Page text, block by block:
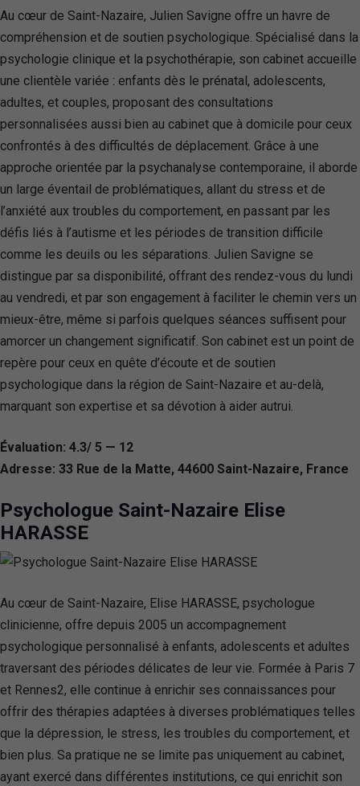
Au cœur de Saint-Nazaire, Julien Savigne offre un havre de
compréhension et de soutien psychologique. Spécialisé dans la
psychologie clinique et la psychothérapie, son cabinet accueille
une clientèle variée : enfants dès le prénatal, adolescents,
adultes, et couples, proposant des consultations
personnalisées aussi bien au cabinet que à domicile pour ceux
confrontés à des difficultés de déplacement. Grâce à une
approche orientée par la psychanalyse contemporaine, il aborde
un large éventail de problématiques, allant du stress et de
l’anxiété aux troubles du comportement, en passant par les
défis liés à l’autisme et les périodes de transition difficile
comme les deuils ou les séparations. Julien Savigne se
distingue par sa disponibilité, offrant des rendez-vous du lundi
au vendredi, et par son engagement à faciliter le chemin vers un
mieux-être, même si parfois quelques séances suffisent pour
amorcer un changement significatif. Son cabinet est un point de
repère pour ceux en quête d’écoute et de soutien
psychologique dans la région de Saint-Nazaire et au-delà,
marquant son expertise et sa dévotion à aider autrui.
Évaluation: 4.3/ 5 — 12
Adresse: 33 Rue de la Matte, 44600 Saint-Nazaire, France
Psychologue Saint-Nazaire Elise
HARASSE
Au cœur de Saint-Nazaire, Elise HARASSE, psychologue
clinicienne, offre depuis 2005 un accompagnement
psychologique personnalisé à enfants, adolescents et adultes
traversant des périodes délicates de leur vie. Formée à Paris 7
et Rennes2, elle continue à enrichir ses connaissances pour
offrir des thérapies adaptées à diverses problématiques telles
que la dépression, le stress, les troubles du comportement, et
bien plus. Sa pratique ne se limite pas uniquement au cabinet,
ayant exercé dans différentes institutions, ce qui enrichit son